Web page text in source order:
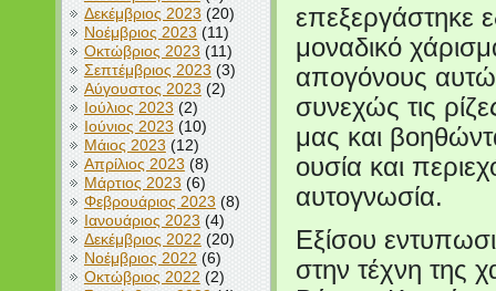
Δεκέμβριος 2023 (20)
Νοέμβριος 2023 (11)
Οκτώβριος 2023(11)
Σεπτέμβριος 2023 (3)
Αύγουστος 2023 (2)
Ιούλιος 2023(2)
Ιούνιος 2023(10)
Μάιος 2023 (12)
Απρίλιος 2023 (8)
Μάρτιος 2023 (6)
Φεβρουάριος 2023(8)
Ιανουάριος 2023 (4)
Δεκέμβριος 2022 (20)
Νοέμβριος 2022 (6)
Οκτώβριος 2022 (2)
επεξεργάστηκε
μοναδικό
απογόνους
συνεχώς τις
μας και
ουσία και
αυτογνωσία.
Εξίσου
στην τέχνη της